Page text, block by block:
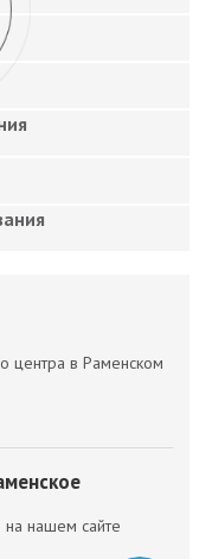
центра в Раменском
на нашем сайте